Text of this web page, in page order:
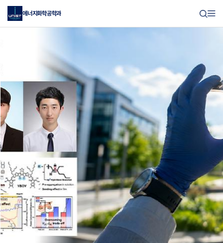
에너지화학공학과